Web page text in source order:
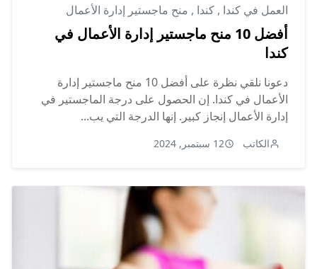
العمل في كندا , كندا , منح ماجستير إدارة الأعمال
أفضل 10 منح ماجستير إدارة الأعمال في
كندا
دعونا نلقي نظرة على أفضل 10 منح ماجستير إدارة
الأعمال في كندا. إن الحصول على درجة الماجستير في
إدارة الأعمال إنجاز كبير. إنها الدرجة التي يب...
الكاتب 12 سبتمبر, 2024